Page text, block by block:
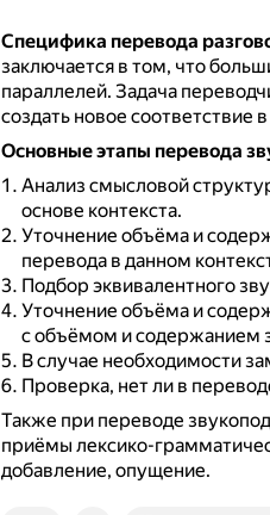
Специфика перевода
заключается в том, что
параллелей. Задача
создать новое соответствие
Основные этапы перевода
Анализ смысловой
основе контекста.
Уточнение объёма и
перевода в данном
Подбор эквивалентного
Уточнение объёма и
с объёмом и содержанием
В случае необходимости
Проверка, нет ли в
Также при переводе
приёмы лексико-
добавление, опущение.